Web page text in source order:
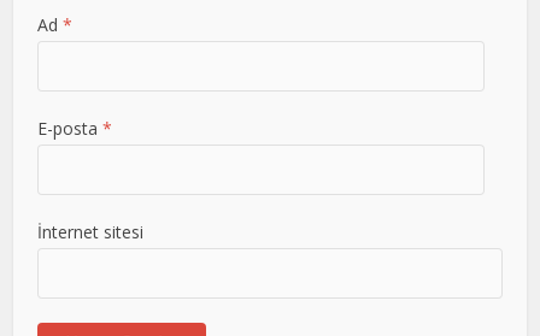
Ad*
E-posta*
İnternet sitesi